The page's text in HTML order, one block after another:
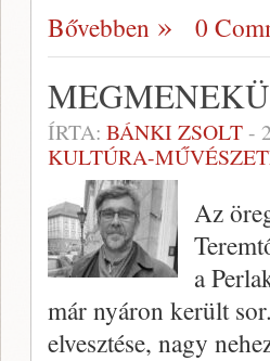
Bővebben 0
ÍRTA: BÁNKI ZSOLT-
KULTÚRA-
Az
a
már nyáron került
elvesztése, nagy